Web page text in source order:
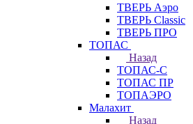
ТВЕРЬ Аэро
ТВЕРЬ Classic
ТВЕРЬ ПРО
ТОПАС
Назад
ТОПАС-С
ТОПАС ПР
ТОПАЭРО
Малахит
Назад